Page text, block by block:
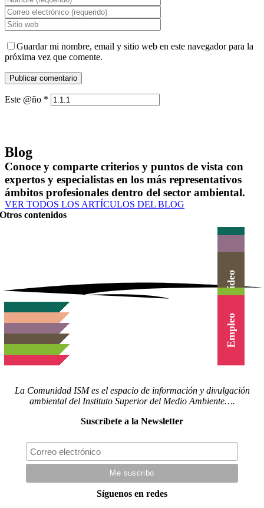
Guardar mi nombre, email y sitio web en este navegador para la
próxima vez que comente.
Este @ño *
Blog
Conoce y comparte criterios y puntos de vista con
expertos y especialistas en los más representativos
ámbitos profesionales dentro del sector ambiental.
VER TODOS LOS ARTÍCULOS DEL BLOG
Otros contenidos
Actualidad
Agenda
Herramientas
Canal Vídeo
Cursos
Empleo
La Comunidad ISM es el espacio de información y divulgación
ambiental del Instituto Superior del Medio Ambiente….
Suscríbete a la Newsletter
Síguenos en redes